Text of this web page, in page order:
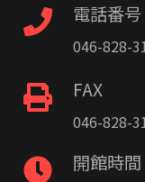
電話番号
046-828-
FAX
046-828-
開館時間